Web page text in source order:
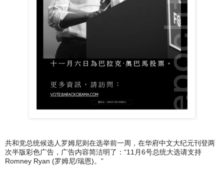
共和党总统候选人罗姆尼则在选举前一周，在华府中文大纪元刊登两
次半版彩色广告，广告内容简洁明了：“11月6号总统大选请支持
Romney Ryan (罗姆尼/瑞恩)。”